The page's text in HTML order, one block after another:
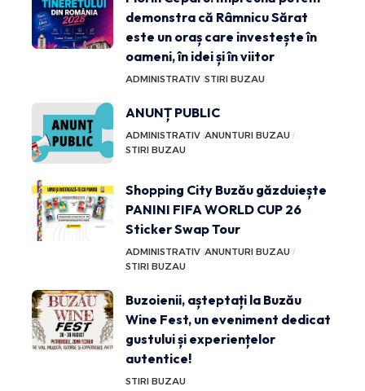
demonstra că Râmnicu Sărat
este un oraș care investește în
oameni, în idei și în viitor
ADMINISTRATIV STIRI BUZAU
ANUNȚ PUBLIC
ADMINISTRATIV ANUNTURI BUZAU
STIRI BUZAU
Shopping City Buzău găzduiește
PANINI FIFA WORLD CUP 26
Sticker Swap Tour
ADMINISTRATIV ANUNTURI BUZAU
STIRI BUZAU
Buzoienii, așteptați la Buzău
Wine Fest, un eveniment dedicat
gustului și experiențelor
autentice!
STIRI BUZAU